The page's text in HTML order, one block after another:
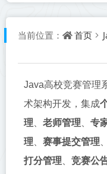
当前位置： 首页
Java高校竞赛管理
术架构开发，集成
理
老师管理 专
理
赛事提交管理
打分管理
竞赛公